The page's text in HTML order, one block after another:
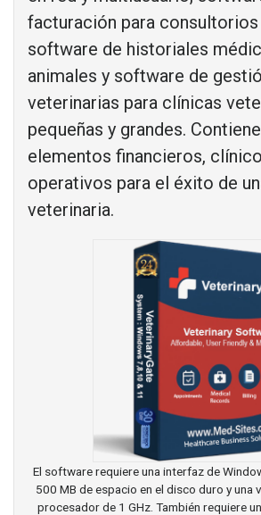
facturación para
software de historiales
animales y software de
veterinarias para clínicas
pequeñas y grandes.
elementos financieros,
operativos para el éxito de
veterinaria.
El software requiere una interfaz de
500 MB de espacio en el disco duro y una
procesador de 1 GHz. También requiere